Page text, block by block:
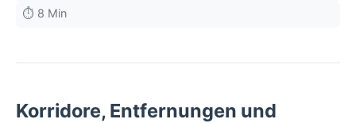
⏱️ 8 Min
Korridore, Entfernungen und